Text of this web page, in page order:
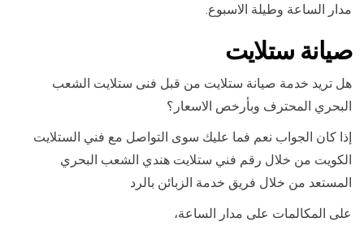
مدار الساعة وطيلة الاسبوع.
صيانة ستلايت
هل تريد خدمة صيانة ستلايت من قبل فنى ستلايت الشعب
البحري المحترف وبأرخص الاسعار؟
إذا كان الجواب نعم فما عليك سوى التواصل مع فني الستلايت
الكويت من خلال رقم فني ستلايت هندي الشعب البحري
المستعد من خلال فريق خدمة الزبائن بالرد
على المكالمات على مدار الساعة،